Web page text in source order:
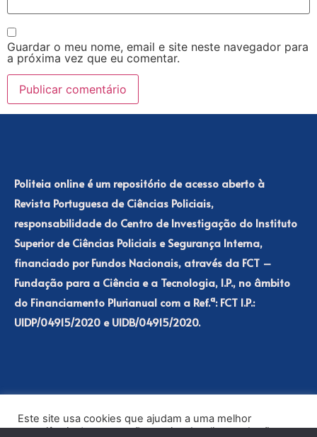
Guardar o meu nome, email e site neste navegador para
a próxima vez que eu comentar.
Politeia online é um repositório de acesso aberto à
Revista Portuguesa de Ciências Policiais,
responsabilidade do Centro de Investigação do Instituto
Superior de Ciências Policiais e Segurança Interna,
financiado por Fundos Nacionais, através da FCT –
Fundação para a Ciência e a Tecnologia, I.P., no âmbito
do Financiamento Plurianual com a Ref.ª: FCT I.P.:
UIDP/04915/2020 e UIDB/04915/2020.
Este site usa cookies que ajudam a uma melhor
experiência de navegação no site. Ao clicar no botão